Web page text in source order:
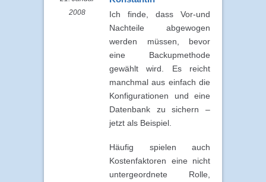
2008
Ich finde, dass Vor-und
Nachteile abgewogen
werden müssen, bevor
eine Backupmethode
gewählt wird. Es reicht
manchmal aus einfach die
Konfigurationen und eine
Datenbank zu sichern –
jetzt als Beispiel.
Häufig spielen auch
Kostenfaktoren eine nicht
untergeordnete Rolle,